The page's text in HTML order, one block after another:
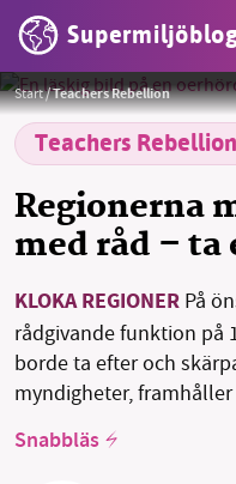
HEM
OMRÅDEN
OM OSS
Start/Teachers Rebellion
Teachers Rebellion
Regionerna
med råd –
KLOKA REGIONER På
rådgivande funktion på
borde ta efter och
myndigheter, framhåller
Snabbläs